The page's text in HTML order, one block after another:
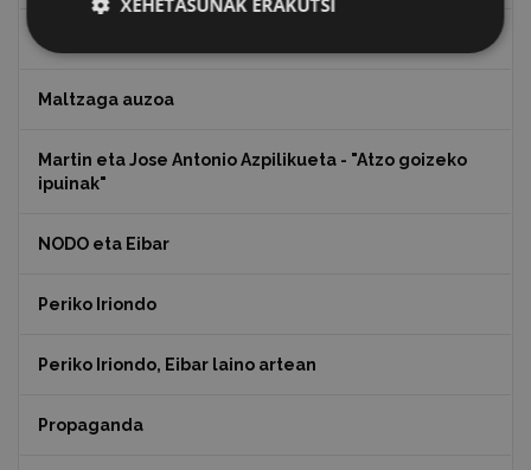
Maltzaga auzoa
Martin eta Jose Antonio Azpilikueta - "Atzo goizeko
ipuinak"
NODO eta Eibar
Periko Iriondo
Periko Iriondo, Eibar laino artean
Propaganda